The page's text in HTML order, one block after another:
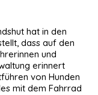
hat in den
dass auf den
und
erinnert
von Hunden
mit dem Fahrrad